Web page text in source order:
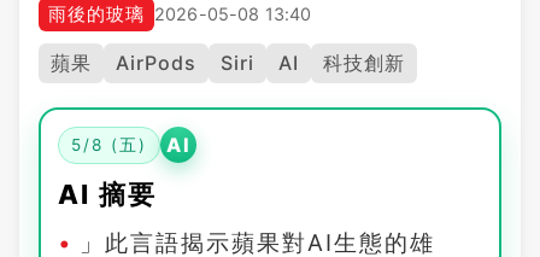
雨後的玻璃 2026-05-08 13:40
蘋果 AirPods Siri AI 科技創新
5/8 (五) AI
AI 摘要
」此言語揭示蘋果對AI生態的雄